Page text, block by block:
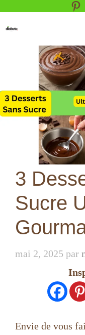
3
Sucre
mai 2, 2025 par
Envie de vous